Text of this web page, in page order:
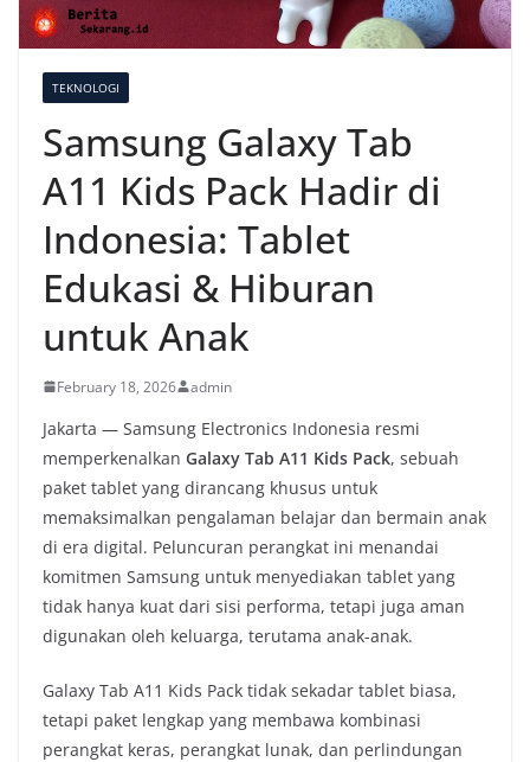
TEKNOLOGI
Samsung Galaxy Tab
A11 Kids Pack Hadir di
Indonesia: Tablet
Edukasi & Hiburan
untuk Anak
February 18, 2026 admin
Jakarta — Samsung Electronics Indonesia resmi
memperkenalkan Galaxy Tab A11 Kids Pack, sebuah
paket tablet yang dirancang khusus untuk
memaksimalkan pengalaman belajar dan bermain anak
di era digital. Peluncuran perangkat ini menandai
komitmen Samsung untuk menyediakan tablet yang
tidak hanya kuat dari sisi performa, tetapi juga aman
digunakan oleh keluarga, terutama anak-anak.
Galaxy Tab A11 Kids Pack tidak sekadar tablet biasa,
tetapi paket lengkap yang membawa kombinasi
perangkat keras, perangkat lunak, dan perlindungan